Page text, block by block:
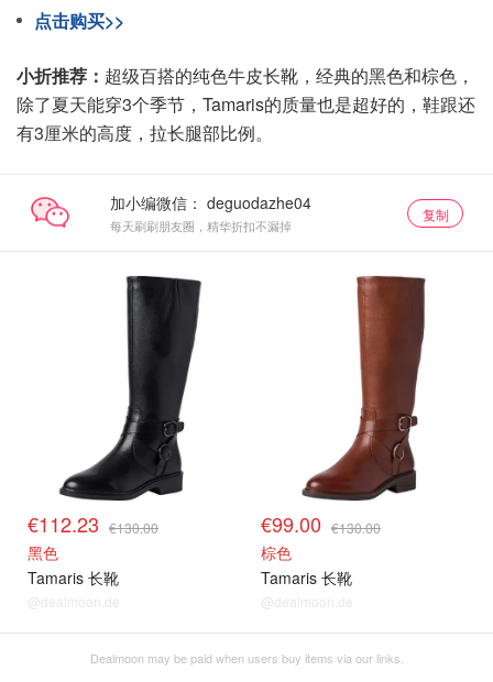
点击购买>>
小折推荐： 超级百搭的纯色牛皮长靴，经典的黑色和棕色，
除了夏天能穿3个季节，Tamaris的质量也是超好的，鞋跟还
有3厘米的高度，拉长腿部比例。
加小编微信：
每天刷刷朋友圈，精华折扣不漏掉
复制
€112.23 €130.00
黑色
Tamaris 长靴
@dealmoon.de
€99.00 €130.00
棕色
Tamaris 长靴
@dealmoon.de
Dealmoon may be paid when users buy items via our links.